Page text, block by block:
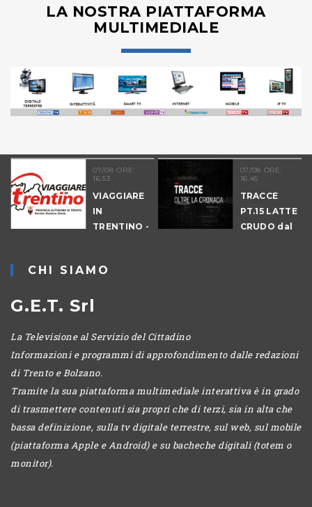
LA NOSTRA PIATTAFORMA
MULTIMEDIALE
07/08 ORE:
16.53
VIAGGIARE
IN
TRENTINO -
07/08 ORE:
16.45
TRACCE
PT.15 LATTE
CRUDO dal
CHI SIAMO
G.E.T. Srl
La Televisione al Servizio del Cittadino
Informazioni e programmi di approfondimento dalle redazioni
di Trento e Bolzano.
Tramite la sua piattaforma multimediale interattiva è in grado
di trasmettere contenuti sia propri che di terzi, sia in alta che
bassa definizione, sulla tv digitale terrestre, sul web, sul mobile
(piattaforma Apple e Android) e su bacheche digitali (totem o
monitor).